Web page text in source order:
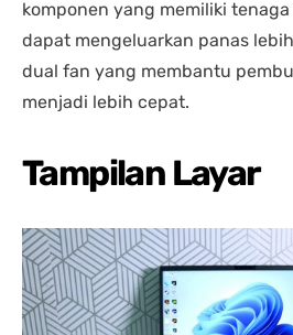
komponen yang memiliki
dapat mengeluarkan panas
dual fan yang membantu
menjadi lebih cepat.
Tampilan Layar